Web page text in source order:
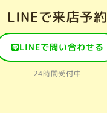
LINEで来店予約
LINEで問い合わせる
24時間受付中